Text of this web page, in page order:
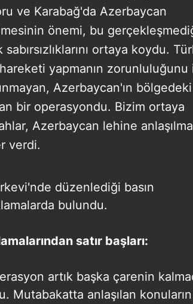
ve Karabağ'da Azerbaycan
önemi, bu
ortaya koydu.
yapmanın
Azerbaycan'ın
bir operasyondu. Bizim ortaya
Azerbaycan lehine
verdi.
düzenlediği basın
bulundu.
satır başları:
artık başka çarenin
Mutabakatta anlaşılan konuların